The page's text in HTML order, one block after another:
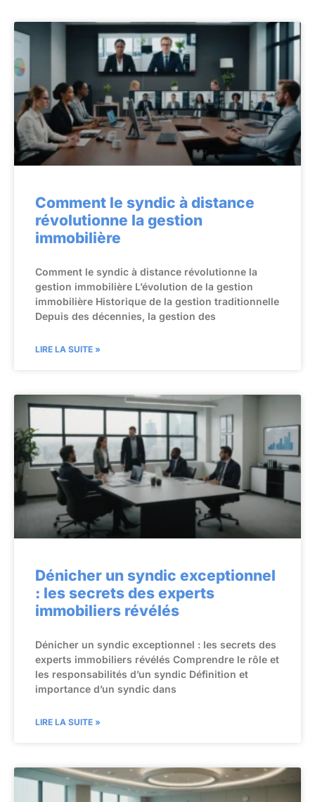
Comment le syndic à distance
révolutionne la gestion
immobilière
Comment le syndic à distance révolutionne la
gestion immobilière L’évolution de la gestion
immobilière Historique de la gestion traditionnelle
Depuis des décennies, la gestion des
LIRE LA SUITE »
Dénicher un syndic exceptionnel
: les secrets des experts
immobiliers révélés
Dénicher un syndic exceptionnel : les secrets des
experts immobiliers révélés Comprendre le rôle et
les responsabilités d’un syndic Définition et
importance d’un syndic dans
LIRE LA SUITE »